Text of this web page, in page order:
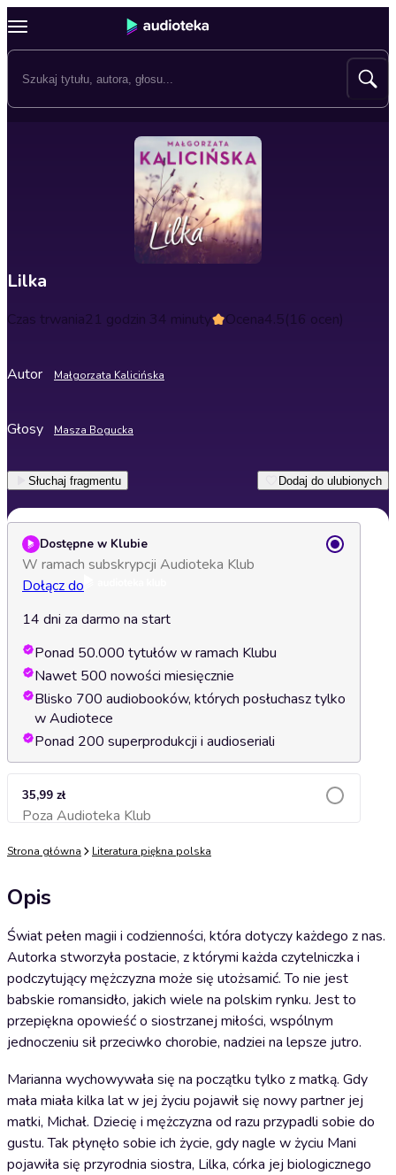
Lilka
Czas trwania21 godzin 34 minuty Ocena4.5(16 ocen)
Autor Małgorzata Kalicińska
Głosy Masza Bogucka
Słuchaj fragmentu Dodaj do ulubionych
Dostępne w Klubie
W ramach subskrypcji Audioteka Klub
Dołącz do
14 dni za darmo na start
Ponad 50.000 tytułów w ramach Klubu
Nawet 500 nowości miesięcznie
Blisko 700 audiobooków, których posłuchasz tylko
w Audiotece
Ponad 200 superprodukcji i audioseriali
35,99 zł
Poza Audioteka KlubDodaj do koszyka
Strona główna Literatura piękna polska
Opis
Świat pełen magii i codzienności, która dotyczy każdego z nas.
Autorka stworzyła postacie, z którymi każda czytelniczka i
podczytujący mężczyzna może się utożsamić. To nie jest
babskie romansidło, jakich wiele na polskim rynku. Jest to
przepiękna opowieść o siostrzanej miłości, wspólnym
jednoczeniu sił przeciwko chorobie, nadziei na lepsze jutro.
Marianna wychowywała się na początku tylko z matką. Gdy
mała miała kilka lat w jej życiu pojawił się nowy partner jej
matki, Michał. Dziecię i mężczyzna od razu przypadli sobie do
gustu. Tak płynęło sobie ich życie, gdy nagle w życiu Mani
pojawiła się przyrodnia siostra, Lilka, córka jej biologicznego